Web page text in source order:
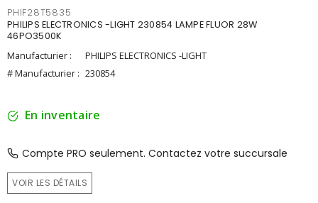
PHIF28T5835
PHILIPS ELECTRONICS -LIGHT 230854 LAMPE FLUOR 28W
46PO3500K
Manufacturier :
PHILIPS ELECTRONICS -LIGHT
# Manufacturier : 230854
En inventaire
Compte PRO seulement. Contactez votre succursale
VOIR LES DÉTAILS